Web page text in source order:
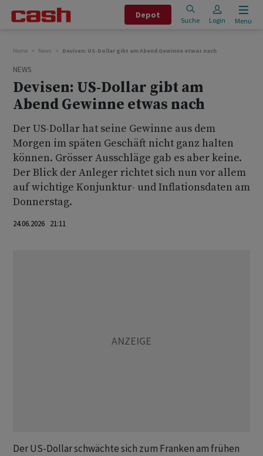
Depot
Suche Login Menu
Home News Devisen: US-Dollar gibt am Abend Gewinne etwas nach
NEWS
Devisen: US-Dollar gibt am
Abend Gewinne etwas nach
Der US-Dollar hat seine Gewinne aus dem
Morgen im späten Geschäft nicht ganz halten
können. Grösser Ausschläge gab es aber keine.
Der Blick der Anleger richtet sich nun vor allem
auf wichtige Konjunktur- und Inflationsdaten am
Donnerstag.
24.06.2026 21:11
Der US-Dollar schwächte sich zum Franken am frühen